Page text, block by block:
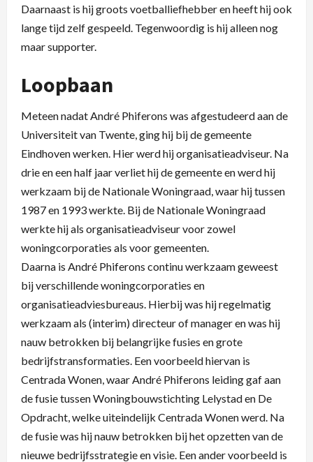
Daarnaast is hij groots voetballiefhebber en heeft hij ook
lange tijd zelf gespeeld. Tegenwoordig is hij alleen nog
maar supporter.
Loopbaan
Meteen nadat André Phiferons was afgestudeerd aan de
Universiteit van Twente, ging hij bij de gemeente
Eindhoven werken. Hier werd hij organisatieadviseur. Na
drie en een half jaar verliet hij de gemeente en werd hij
werkzaam bij de Nationale Woningraad, waar hij tussen
1987 en 1993 werkte. Bij de Nationale Woningraad
werkte hij als organisatieadviseur voor zowel
woningcorporaties als voor gemeenten.
Daarna is André Phiferons continu werkzaam geweest
bij verschillende woningcorporaties en
organisatieadviesbureaus. Hierbij was hij regelmatig
werkzaam als (interim) directeur of manager en was hij
nauw betrokken bij belangrijke fusies en grote
bedrijfstransformaties. Een voorbeeld hiervan is
Centrada Wonen, waar André Phiferons leiding gaf aan
de fusie tussen Woningbouwstichting Lelystad en De
Opdracht, welke uiteindelijk Centrada Wonen werd. Na
de fusie was hij nauw betrokken bij het opzetten van de
nieuwe bedrijfsstrategie en visie. Een ander voorbeeld is